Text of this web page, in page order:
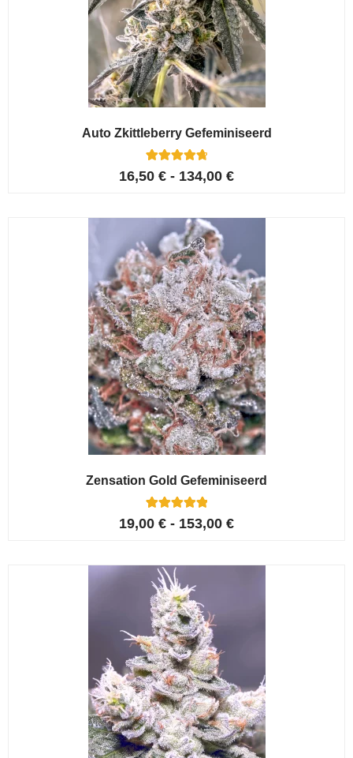
Auto Zkittleberry Gefeminiseerd
Gewaardeerd
4.80
op
5
klant
waarderinge
n
16,50 € - 134,00 €
Zensation Gold Gefeminiseerd
Gewaardeerd
5.00
op
6
klant
waarderingen
19,00 € - 153,00 €